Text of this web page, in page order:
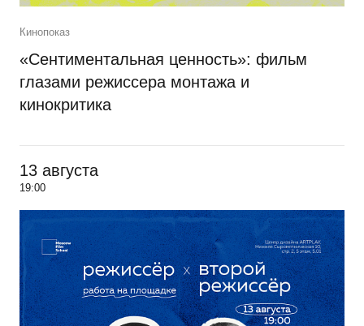
Кинопоказ
«Сентиментальная ценность»: фильм
глазами режиссера монтажа и
кинокритика
13 августа
19:00